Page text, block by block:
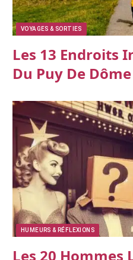
VOYAGES & SORTIES
Les 13 Endroits
Du Puy De Dôme
HUMEURS & RÉFLEXIONS
Les 20 Hommes